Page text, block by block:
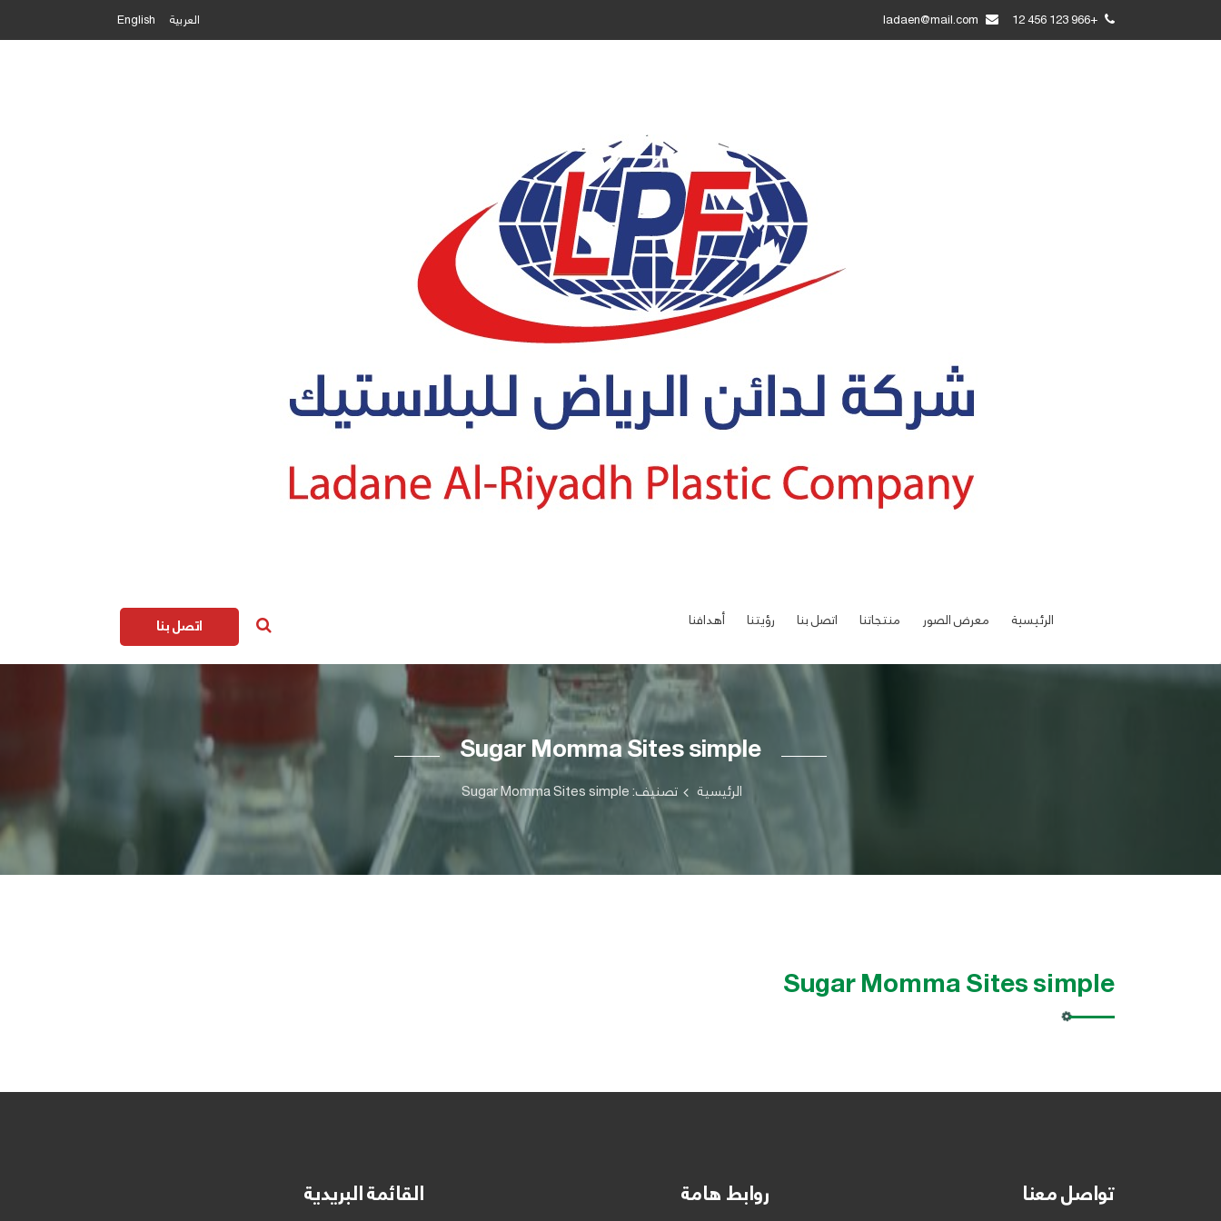
+966 123 456 12 العربية English
الرئيسية معرض الصور منتجاتنا اتصل بنا رؤيتنا أهدافنا اتصل بنا
Sugar Momma Sites simple
الرئيسية تصنيف: Sugar Momma Sites simple
Sugar Momma Sites simple
تواصل معنا روابط هامة القائمة البريدية